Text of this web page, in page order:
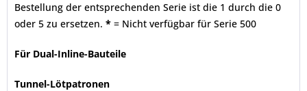
Bestellung der entsprechenden Serie ist die 1 durch die 0
oder 5 zu ersetzen. * = Nicht verfügbar für Serie 500
Für Dual-Inline-Bauteile
Tunnel-Lötpatronen